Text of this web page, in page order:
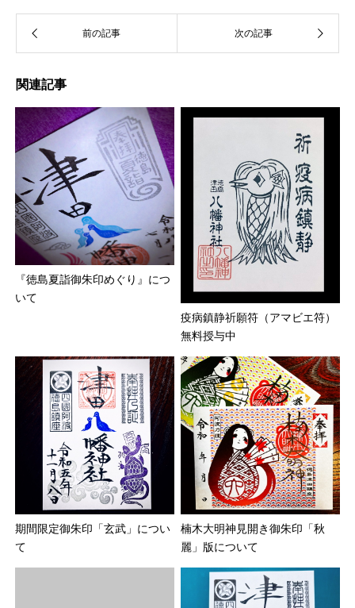
関連記事
『徳島夏詣御朱印めぐり』につ
いて
疫病鎮静祈願符（アマビエ符）
無料授与中
期間限定御朱印「玄武」につい
て
楠木大明神見開き御朱印「秋
麗」版について